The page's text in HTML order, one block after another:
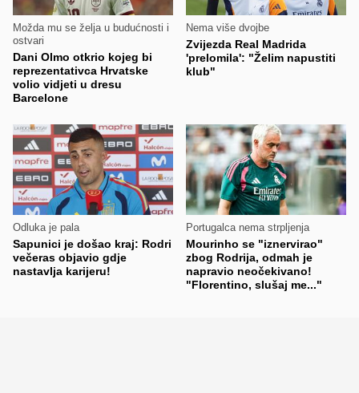
Možda mu se želja u budućnosti i
ostvari
Dani Olmo otkrio kojeg bi
reprezentativca Hrvatske
volio vidjeti u dresu
Barcelone
Nema više dvojbe
Zvijezda Real Madrida
'prelomila': "Želim napustiti
klub"
Odluka je pala
Sapunici je došao kraj: Rodri
večeras objavio gdje
nastavlja karijeru!
Portugalca nema strpljenja
Mourinho se "iznervirao"
zbog Rodrija, odmah je
napravio neočekivano!
"Florentino, slušaj me..."